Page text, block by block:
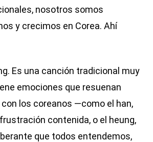
nosotros somos
y crecimos en Corea. Ahí
Es una canción tradicional muy
emociones que resuenan
los coreanos —como el han,
contenida, o el heung,
que todos entendemos,